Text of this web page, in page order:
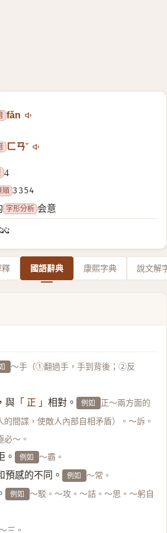
fǎn
ㄈㄢˇ
4
順 3354
字形分析 会意
國語辭典 康熙字典 說文解
～手（①翻過手，手到背後；②反
與「 正 」 相對。 例如 正～兩方面的
間諜，使敵人內部自相矛盾）。～訴。
～。
。 例如 ～霸。
預感的不同。 例如 ～常。
例如 ～駁。～攻。～詰。～思。～躬自
三。